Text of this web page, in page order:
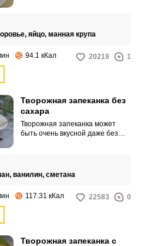
калорийная, чем обычная и
более натуральная.
яйцо, манная крупа
94.1 кКал 20219 1
Творожная запеканка без
сахара
Творожная запеканка может
быть очень вкусной даже без
заменить (бананы, курага, изюм
и др.) Такая запеканка менее
полезнее.
ванилин, сметана
117.31 кКал 22583 0
Творожная запеканка с